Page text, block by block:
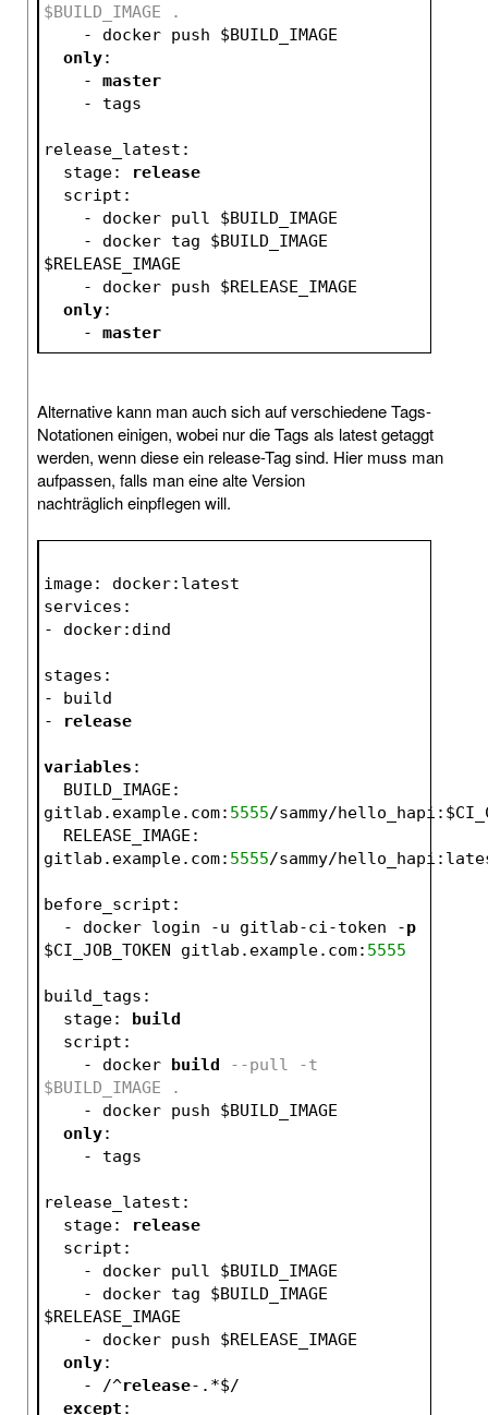
$BUILD_IMAGE .
    - docker push $BUILD_IMAGE
only:
    -
master
    - tags
release_latest:
  stage:
release
  script:
    - docker pull $BUILD_IMAGE
$RELEASE_IMAGE
    - docker push $RELEASE_IMAGE
only:
    -
master
Alternative kann man auch sich auf verschiedene Tags-
Notationen einigen, wobei nur die Tags als latest getaggt
werden, wenn diese ein release-Tag sind. Hier muss man
aufpassen, falls man eine alte Version
nachträglich einpflegen will.
image: docker:latest
services:
- docker:dind
stages:
- build
-
release
variables :
gitlab.example.com: 5555/sammy/
gitlab.example.com: 5555/sammy/
before_script:
  - docker login -u gitlab-ci-token -
p
$CI_JOB_TOKEN gitlab.example.com: 5555
build_tags:
  stage:
build
  script:
    - docker
build
--pull -t
$BUILD_IMAGE .
    - docker push $BUILD_IMAGE
only:
    - tags
release_latest:
  stage:
release
  script:
    - docker pull $BUILD_IMAGE
$RELEASE_IMAGE
    - docker push $RELEASE_IMAGE
only:
    - /^
release-.*$/
except :